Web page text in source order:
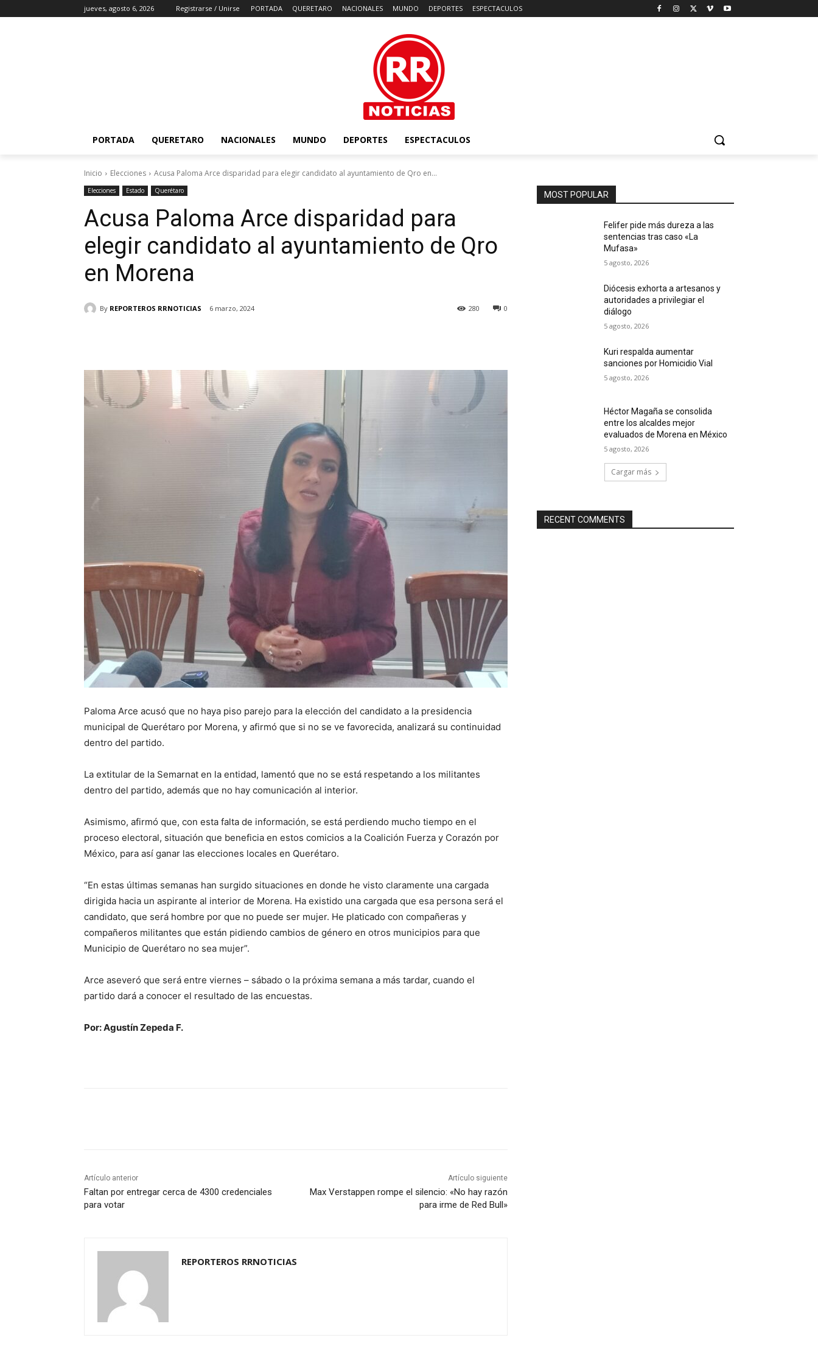
jueves, agosto 6, 2026 Registrarse / Unirse PORTADA QUERETARO NACIONALES MUNDO DEPORTES ESPECTACULOS
PORTADA QUERETARO NACIONALES MUNDO DEPORTES ESPECTACULOS
Inicio Elecciones Acusa Paloma Arce disparidad para elegir candidato al ayuntamiento de Qro en...
Elecciones Estado Querétaro
Acusa Paloma Arce disparidad para
elegir candidato al ayuntamiento de Qro
en Morena
By REPORTEROS RRNOTICIAS 6 marzo, 2024 0
280
Paloma Arce acusó que no haya piso parejo para la elección del candidato a la presidencia
municipal de Querétaro por Morena, y afirmó que si no se ve favorecida, analizará su continuidad
dentro del partido.
La extitular de la Semarnat en la entidad, lamentó que no se está respetando a los militantes
dentro del partido, además que no hay comunicación al interior.
Asimismo, afirmó que, con esta falta de información, se está perdiendo mucho tiempo en el
proceso electoral, situación que beneficia en estos comicios a la Coalición Fuerza y Corazón por
México, para así ganar las elecciones locales en Querétaro.
“En estas últimas semanas han surgido situaciones en donde he visto claramente una cargada
dirigida hacia un aspirante al interior de Morena. Ha existido una cargada que esa persona será el
candidato, que será hombre por que no puede ser mujer. He platicado con compañeras y
compañeros militantes que están pidiendo cambios de género en otros municipios para que
Municipio de Querétaro no sea mujer”.
Arce aseveró que será entre viernes – sábado o la próxima semana a más tardar, cuando el
partido dará a conocer el resultado de las encuestas.
Por: Agustín Zepeda F.
Artículo anterior
Faltan por entregar cerca de 4300 credenciales
para votar
Artículo siguiente
Max Verstappen rompe el silencio: «No hay razón
para irme de Red Bull»
REPORTEROS RRNOTICIAS
MOST POPULAR
Felifer pide más dureza a las
sentencias tras caso «La
Mufasa»
5 agosto, 2026
Diócesis exhorta a artesanos y
autoridades a privilegiar el
diálogo
5 agosto, 2026
Kuri respalda aumentar
sanciones por Homicidio Vial
5 agosto, 2026
Héctor Magaña se consolida
entre los alcaldes mejor
evaluados de Morena en México
5 agosto, 2026
Cargar más
RECENT COMMENTS